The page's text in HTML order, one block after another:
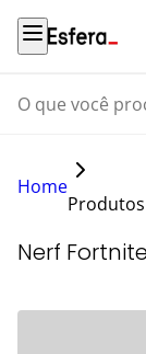
O que você
Home
Produtos
Nerf